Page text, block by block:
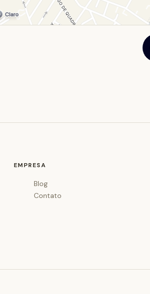
EMPRESA
Blog
Contato